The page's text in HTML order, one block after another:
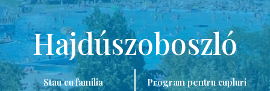
Hajdúszoboszló
Stau cu familia Program pentru cupluri